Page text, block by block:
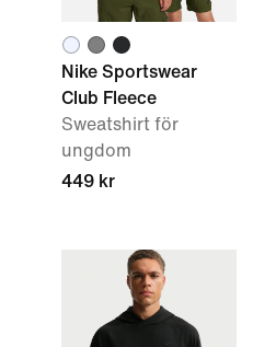
Nike Sportswear
Club Fleece
Sweatshirt för
ungdom
449 kr